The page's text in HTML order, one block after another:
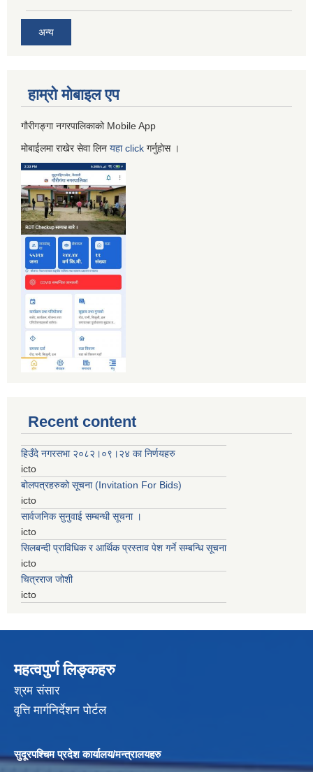
अन्य
हाम्रो माेबाइल एप
गौरीगङ्गा नगरपालिकाको Mobile App
मोबाईलमा राखेर सेवा लिन यहाclick गर्नुहाेस ।
Recent content
हिउँदे नगरसभा २०८२।०९।२४ का निर्णयहरु
icto
बोलपत्रहरुको सूचना (Invitation For Bids)
icto
सार्वजनिक सुनुवाई सम्बन्धी सूचना ।
icto
सिलबन्दी प्राविधिक र आर्थिक प्रस्ताव पेश गर्ने सम्बन्धि सूचना
icto
चित्रराज जोशी
icto
महत्वपुर्ण लिङ्कहरु
श्रम संसार
वृत्ति मार्गनिर्देशन पोर्टल
सुदूरपश्चिम प्रदेश कार्यालय/मन्त्रालयहरु